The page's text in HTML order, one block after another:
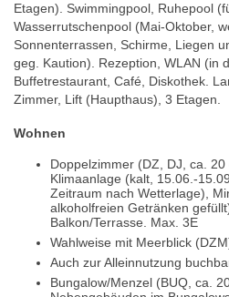
Etagen). Swimmingpool, Ruhepool
Wasserrutschenpool (Mai-Oktober,
Sonnenterrassen, Schirme, Liegen
geg. Kaution). Rezeption, WLAN (in
Buffetrestaurant, Café, Diskothek.
Zimmer, Lift (Haupthaus), 3 Etagen.
Wohnen
Doppelzimmer (DZ, DJ, ca.
Klimaanlage (kalt, 15.06.-
Zeitraum nach Wetterlage),
alkoholfreien Getränken
Balkon/Terrasse. Max. 3E
Wahlweise mit Meerblick
Auch zur Alleinnutzung
Bungalow/Menzel (BUQ, ca.